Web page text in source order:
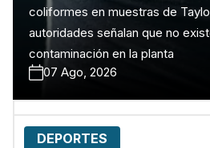
coliformes en muestras de
autoridades señalan que no
contaminación en la planta
07 Ago, 2026
DEPORTES